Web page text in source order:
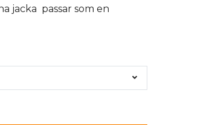
jacka passar som en